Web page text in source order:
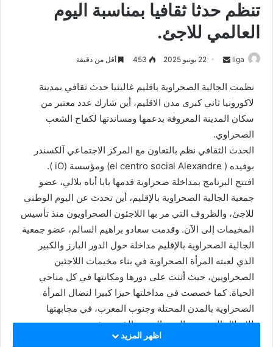
تنظم حدثا ثقافيا بمناسبة اليوم
العالمي للاجئ.
liga
n
d
a
n
e
m
22 يونيو 2025 453 أقل من دقيقة
نظمت الجالية الصحراوية باقليم غاليثيا حدث ثقافي بمدينة
لاكورونيا ثاني كبرى مدن الاقليم، أين شارك عدد معتبر من
سكان المدينة المعروفة بدعمها ومساندتها لكفاح الشعب
الصحراوي.
الحدث الثقافي نظم بالتعاون مع المركز الاجتماعي آلكسندر
بوفيده ( el centro social Alexandre) ومؤسسة (iO ).
افتتح البرنامج بمداخلة صحراوية قدمها بابا أباه بلالي، عضو
جمعية الجالية الصحراوية بالإقليم، أين تحدث عن اليوم الوطني
للاجئ، والظروف التي مر بها اللاجئون الصحراويون منذ تأسيس
المخيمات إلى الآن. وقدمت سعادو براهيم السالم، عضو جمعية
الجالية الصحراوية بالإقليم مداخلة حول الدور البارز والكبير
الذي لعبته المرأة الصحراوية في بناء مخيمات اللاجئين
الصحراويين، حيث أثنت على دورها ومكانتها في كل مناحي
الحياة. كما خصصت في مداخلتها حيزا كبيرا لنضال المرأة
الصحراوية بالمدن المحتلة وجنوب المغرب، في مجابهتها
للاحتلال المغربي والقمع اليومي الذي تعيشه.
تخلل الحدث الثقافي عرض لمختلف الوجبات والاطباق
اظهر المزيد